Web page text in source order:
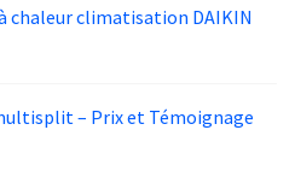
chaleur climatisation DAIKIN
– Prix et Témoignage